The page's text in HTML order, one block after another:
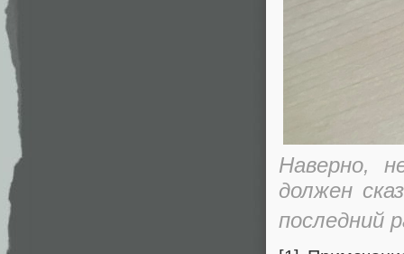
Наверно,
должен
последний